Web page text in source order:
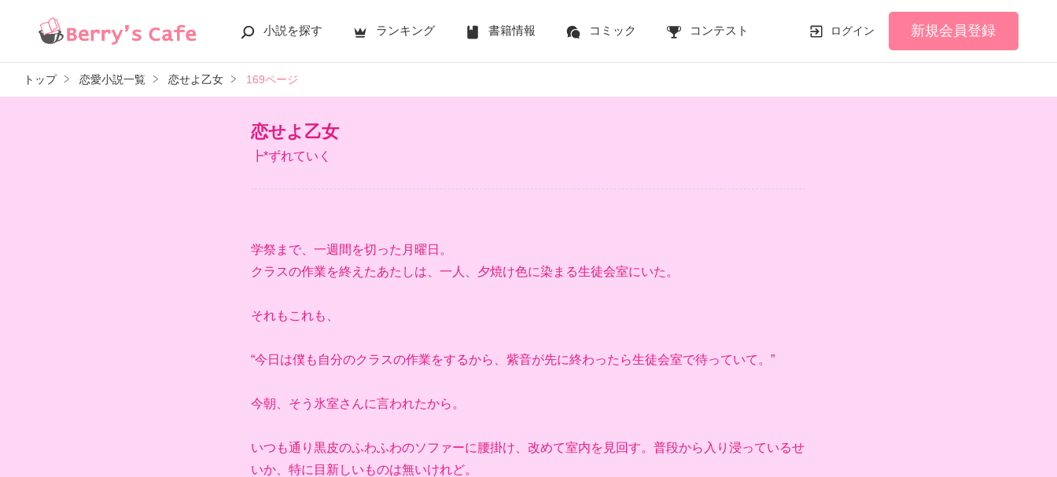
小説を探す ランキング 書籍情報 コミック コンテスト ログイン 新規会員登録
トップ 恋愛小説一覧 恋せよ乙女 169ページ
恋せよ乙女
┣*ずれていく
学祭まで、一週間を切った月曜日。
クラスの作業を終えたあたしは、一人、夕焼け色に染まる生徒会室にいた。
それもこれも、
“今日は僕も自分のクラスの作業をするから、紫音が先に終わったら生徒会室で待っていて。”
今朝、そう氷室さんに言われたから。
いつも通り黒皮のふわふわのソファーに腰掛け、改めて室内を見回す。普段から入り浸っているせ
いか、特に目新しいものは無いけれど。